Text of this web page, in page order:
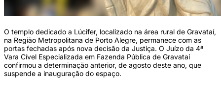
O templo dedicado a Lúcifer, localizado na área rural de Gravataí,
na Região Metropolitana de Porto Alegre, permanece com as
portas fechadas após nova decisão da Justiça. O Juízo da 4ª
Vara Cível Especializada em Fazenda Pública de Gravataí
confirmou a determinação anterior, de agosto deste ano, que
suspende a inauguração do espaço.